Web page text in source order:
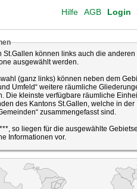
Login
AGB
Hilfe
St.Gallen können links auch die anderen
ausgewählt werden.
(ganz links) können neben dem
Umfeld“ weitere räumliche
Die kleinste verfügbare räumliche
des Kantons St.Gallen, welche in der
zusammengefasst sind.
so liegen für die ausgewählte
Informationen vor.